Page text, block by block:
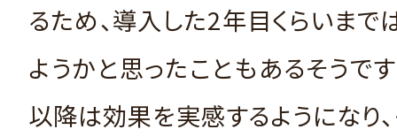
るため、導入した2年目くらいまで
ようかと思ったこともあるそうで
以降は効果を実感するようになり